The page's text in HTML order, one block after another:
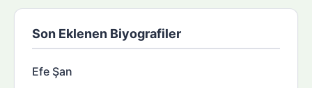
Son Eklenen Biyografiler
Efe Şan